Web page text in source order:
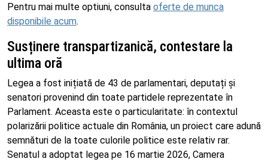
Pentru mai multe optiuni, consulta oferte de munca
disponibile acum.
Susținere transpartizanică, contestare la
ultima oră
Legea a fost inițiată de 43 de parlamentari, deputați și
senatori provenind din toate partidele reprezentate în
Parlament. Aceasta este o particularitate: în contextul
polarizării politice actuale din România, un proiect care adună
semnături de la toate culorile politice este relativ rar.
Senatul a adoptat legea pe 16 martie 2026, Camera